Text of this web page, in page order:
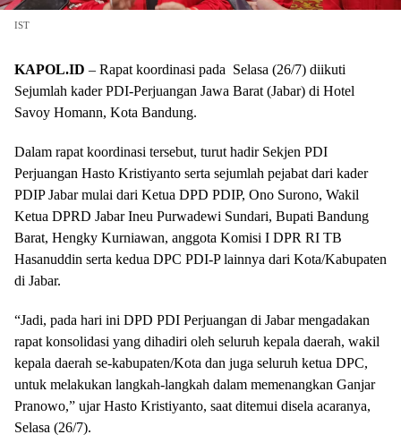
IST
KAPOL.ID – Rapat koordinasi pada Selasa (26/7) diikuti
Sejumlah kader PDI-Perjuangan Jawa Barat (Jabar) di Hotel
Savoy Homann, Kota Bandung.
Dalam rapat koordinasi tersebut, turut hadir Sekjen PDI
Perjuangan Hasto Kristiyanto serta sejumlah pejabat dari kader
PDIP Jabar mulai dari Ketua DPD PDIP, Ono Surono, Wakil
Ketua DPRD Jabar Ineu Purwadewi Sundari, Bupati Bandung
Barat, Hengky Kurniawan, anggota Komisi I DPR RI TB
Hasanuddin serta kedua DPC PDI-P lainnya dari Kota/Kabupaten
di Jabar.
“Jadi, pada hari ini DPD PDI Perjuangan di Jabar mengadakan
rapat konsolidasi yang dihadiri oleh seluruh kepala daerah, wakil
kepala daerah se-kabupaten/Kota dan juga seluruh ketua DPC,
untuk melakukan langkah-langkah dalam memenangkan Ganjar
Pranowo,” ujar Hasto Kristiyanto, saat ditemui disela acaranya,
Selasa (26/7).